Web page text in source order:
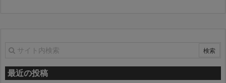
最近の投稿